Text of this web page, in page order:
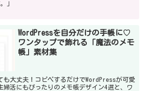
」
WordPressを自分だけの手帳に♡
ワンタップで飾れる「魔法のメモ
帳」素材集
も大丈夫！コピペするだけでWordPressが可愛
婦活にもぴったりのメモ帳デザイン4選と、ワ